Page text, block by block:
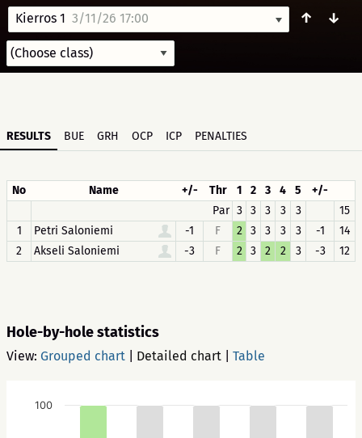
Kierros 1 3/11/26 17:00 ↑ ↓
RESULTS BUE GRH OCP ICP PENALTIES
No Name +/- Thr 1 2 3 4 5
+/-
Par 3 3 3 3 3
15
1
Petri Saloniemi -1 F 2 3 3 3 3 -1
14
2
Akseli Saloniemi -3 F 2 3 2 2 3 -3 12
Hole-by-hole statistics
View: Grouped chart Detailed chart Table
100